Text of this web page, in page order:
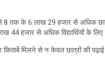
से 8 तक के 6 लाख 29 हजार से अधिक
44 हजार से अधिक विद्यार्थियों के
किताबें मिलने से न केवल छात्रों की